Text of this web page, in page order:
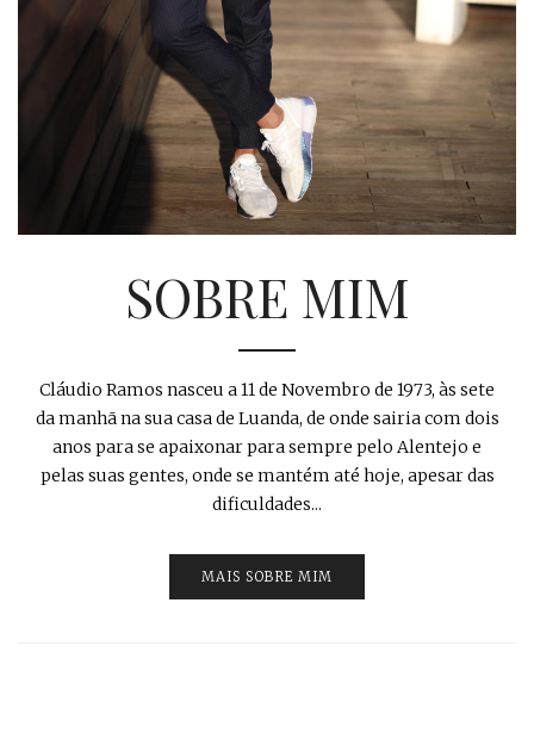
SOBRE MIM
Cláudio Ramos nasceu a 11 de Novembro de 1973, às sete
da manhã na sua casa de Luanda, de onde sairia com dois
anos para se apaixonar para sempre pelo Alentejo e
pelas suas gentes, onde se mantém até hoje, apesar das
dificuldades...
MAIS SOBRE MIM